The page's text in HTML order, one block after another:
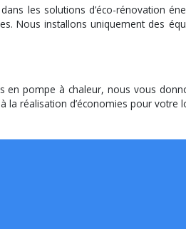
les solutions d’éco-rénovation
Nous installons uniquement des
pompe à chaleur, nous vous
la réalisation d’économies pour votre